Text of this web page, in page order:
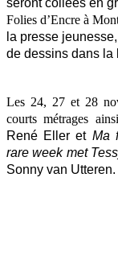
Folies d’Encre à
la presse
de dessins dans la
Les 24, 27 et 28
courts métrages
René Eller et Ma
rare week met
Sonny van Utteren.